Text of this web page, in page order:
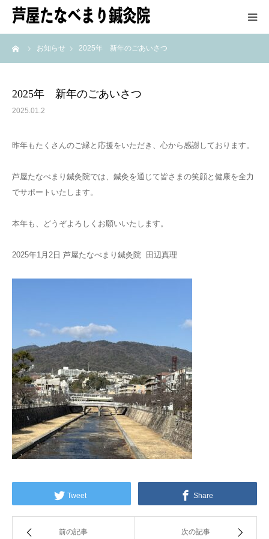
お知らせ 2025年 新年のごあいさつ
2025年 新年のごあいさつ
2025.01.2
昨年もたくさんのご縁と応援をいただき、心から感謝しております。
芦屋たなべまり鍼灸院では、鍼灸を通じて皆さまの笑顔と健康を全力
でサポートいたします。
本年も、どうぞよろしくお願いいたします。
2025年1月2日 芦屋たなべまり鍼灸院 田辺真理
Tweet Share
前の記事 次の記事
HOME
アクセス
最新情報